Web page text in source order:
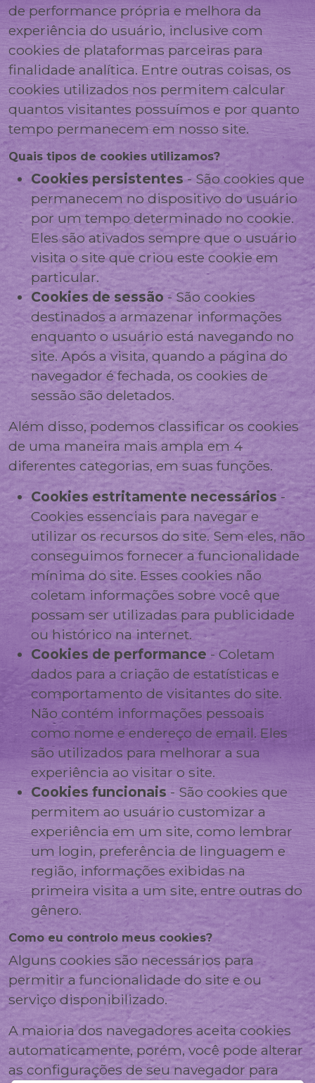
de performance própria e melhora da
experiência do usuário, inclusive com
cookies de plataformas parceiras para
finalidade analítica. Entre outras coisas, os
cookies utilizados nos permitem calcular
quantos visitantes possuímos e por quanto
tempo permanecem em nosso site.
Quais tipos de cookies utilizamos?
Cookies persistentes- São cookies que
permanecem no dispositivo do usuário
por um tempo determinado no cookie.
Eles são ativados sempre que o usuário
visita o site que criou este cookie em
particular.
Cookies de sessão - São cookies
destinados a armazenar informações
enquanto o usuário está navegando no
site. Após a visita, quando a página do
navegador é fechada, os cookies de
sessão são deletados.
Além disso, podemos classificar os cookies
de uma maneira mais ampla em 4
diferentes categorias, em suas funções.
Cookies estritamente necessários-
Cookies essenciais para navegar e
utilizar os recursos do site. Sem eles, não
conseguimos fornecer a funcionalidade
mínima do site. Esses cookies não
coletam informações sobre você que
possam ser utilizadas para publicidade
ou histórico na internet.
Cookies de performance - Coletam
dados para a criação de estatísticas e
comportamento de visitantes do site.
Não contém informações pessoais
como nome e endereço de email. Eles
são utilizados para melhorar a sua
experiência ao visitar o site.
Cookies funcionais - São cookies que
permitem ao usuário customizar a
experiência em um site, como lembrar
um login, preferência de linguagem e
região, informações exibidas na
primeira visita a um site, entre outras do
gênero.
Como eu controlo meus cookies?
Alguns cookies são necessários para
permitir a funcionalidade do site e ou
serviço disponibilizado.
A maioria dos navegadores aceita cookies
automaticamente, porém, você pode alterar
as configurações de seu navegador para